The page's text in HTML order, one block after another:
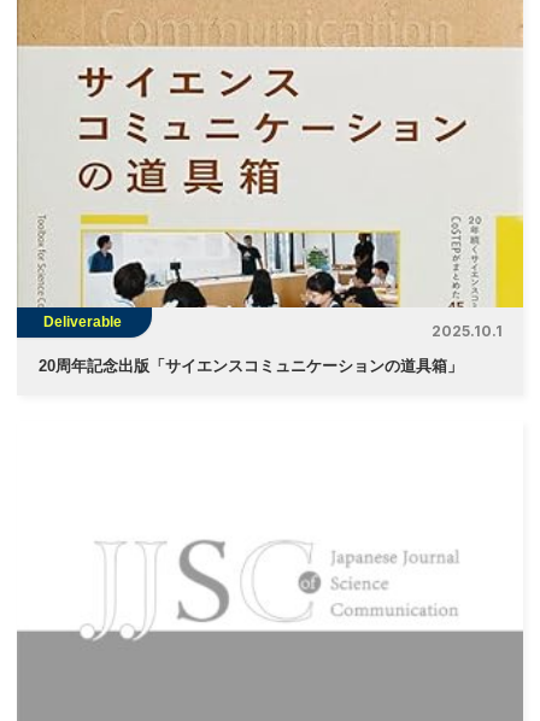
Deliverable
2025.10.1
20周年記念出版「サイエンスコミュニケーションの道具箱」